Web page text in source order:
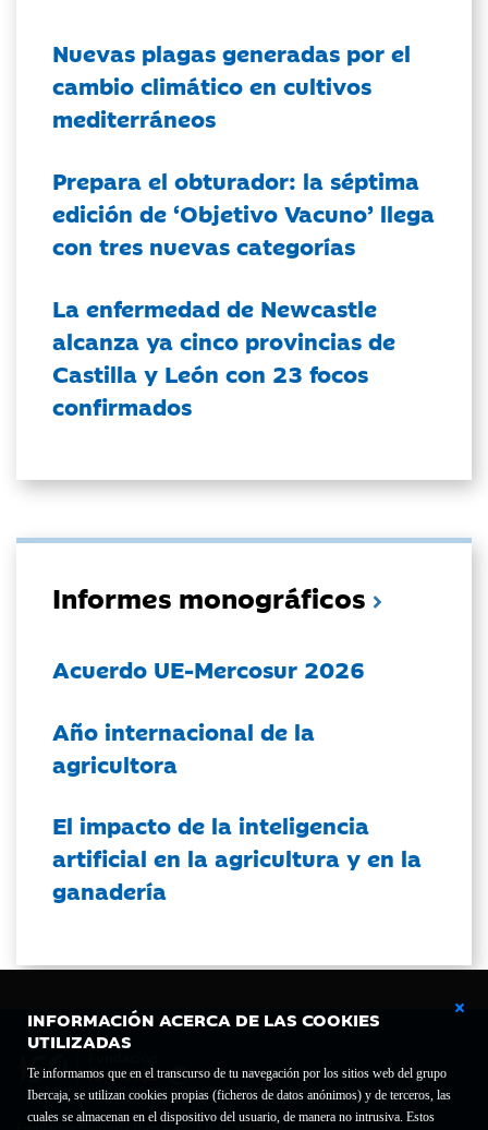
INFORMACIÓN ACERCA DE LAS COOKIES
UTILIZADAS
Te informamos que en el transcurso de tu navegación por los sitios web del grupo
Ibercaja, se utilizan cookies propias (ficheros de datos anónimos) y de terceros, las
cuales se almacenan en el dispositivo del usuario, de manera no intrusiva. Estos
Nuevas plagas generadas por el
cambio climático en cultivos
mediterráneos
Prepara el obturador: la séptima
edición de ‘Objetivo Vacuno’ llega
con tres nuevas categorías
La enfermedad de Newcastle
alcanza ya cinco provincias de
Castilla y León con 23 focos
confirmados
Informes monográficos
Acuerdo UE-Mercosur 2026
Año internacional de la
agricultora
El impacto de la inteligencia
artificial en la agricultura y en la
ganadería